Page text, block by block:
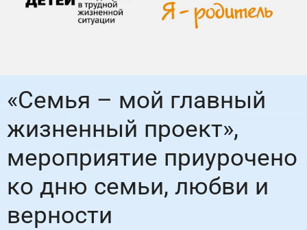
«Семья – мой главный
жизненный проект»,
мероприятие приурочено
ко дню семьи, любви и
верности